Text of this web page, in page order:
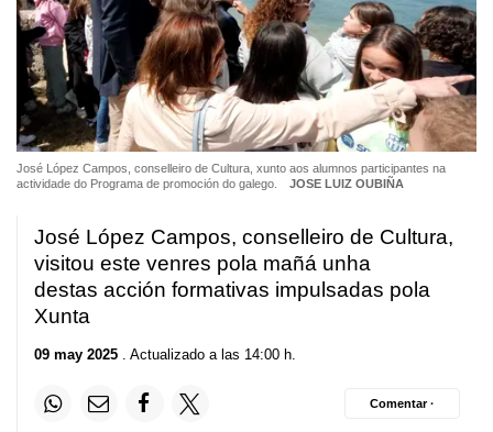
José López Campos, conselleiro de Cultura, xunto aos alumnos participantes na
actividade do Programa de promoción do galego.
JOSE LUIZ OUBIÑA
José López Campos, conselleiro de Cultura,
visitou este venres pola mañá unha
destas acción formativas impulsadas pola
Xunta
09 may 2025 . Actualizado a las 14:00 h.
Comentar ·